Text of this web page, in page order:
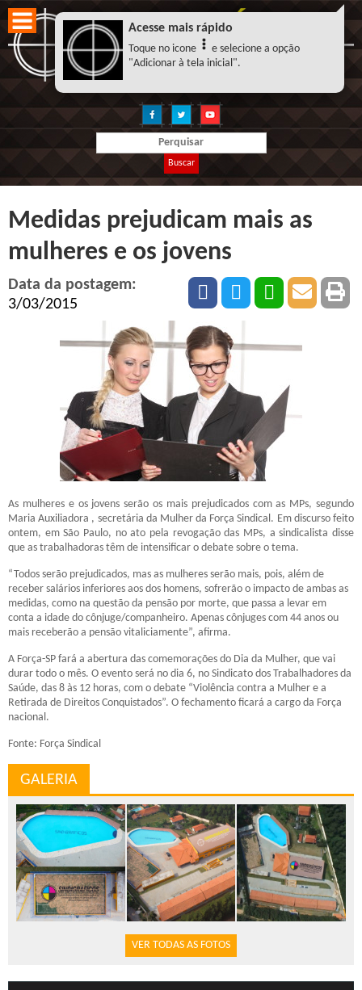
Buscar
Medidas prejudicam mais as
mulheres e os jovens
Data da postagem:
3/03/2015
As mulheres e os jovens serão os mais prejudicados com as MPs, segundo
Maria Auxiliadora , secretária da Mulher da Força Sindical. Em discurso feito
ontem, em São Paulo, no ato pela revogação das MPs, a sindicalista disse
que as trabalhadoras têm de intensificar o debate sobre o tema.
“Todos serão prejudicados, mas as mulheres serão mais, pois, além de
receber salários inferiores aos dos homens, sofrerão o impacto de ambas as
medidas, como na questão da pensão por morte, que passa a levar em
conta a idade do cônjuge/companheiro. Apenas cônjuges com 44 anos ou
mais receberão a pensão vitaliciamente”, afirma.
A Força-SP fará a abertura das comemorações do Dia da Mulher, que vai
durar todo o mês. O evento será no dia 6, no Sindicato dos Trabalhadores da
Saúde, das 8 às 12 horas, com o debate “Violência contra a Mulher e a
Retirada de Direitos Conquistados”. O fechamento ficará a cargo da Força
nacional.
Fonte: Força Sindical
GALERIA
VER TODAS AS FOTOS
Acesse mais rápido
Toque no icone
e selecione a opção
"Adicionar à tela inicial".